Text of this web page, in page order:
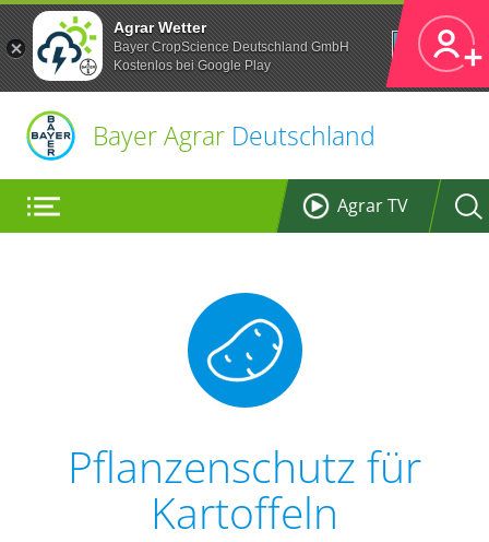
Agrar Wetter
Bayer CropScience Deutschland GmbH
Kostenlos bei Google Play
Öffnen
Bayer Agrar Deutschland
Agrar TV
Pflanzenschutz für
Kartoffeln